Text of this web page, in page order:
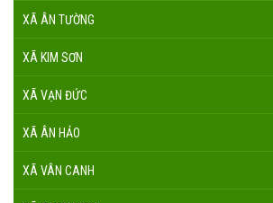
XÃ ÂN TƯỜNG
XÃ KIM SƠN
XÃ VẠN ĐỨC
XÃ ÂN HẢO
XÃ VÂN CANH